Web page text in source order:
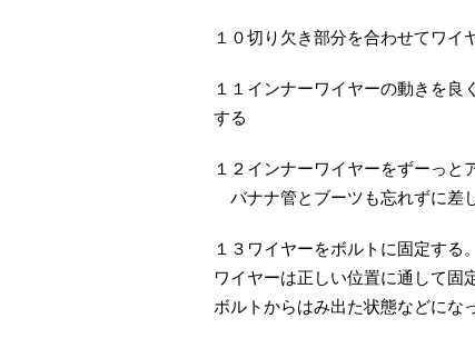
１０切り欠き部分を合わせてワイ
１１インナーワイヤーの動きを
する
１２インナーワイヤーをずーっと
バナナ管とブーツも忘れずに差
１３ワイヤーをボルトに固定する。
ワイヤーは正しい位置に通して固
ボルトからはみ出た状態などにな